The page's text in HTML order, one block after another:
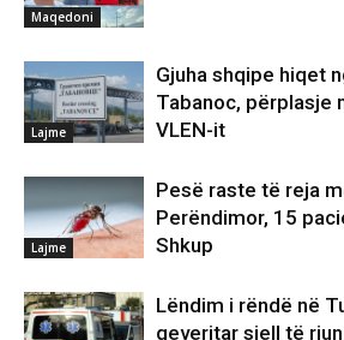
Maqedoni
Lajme
Gjuha shqipe hiqet
Tabanoc, përplasje
VLEN-it
Lajme
Pesë raste të reja
Perëndimor, 15
Shkup
Lëndim i rëndë në
qeveritar sjell të